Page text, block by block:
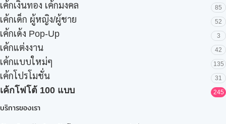
เค้กเงินทอง เค้กมงคล 85
เค้กเด็ก ผู้หญิง/ผู้ชาย 52
เค้กเด้ง Pop-Up 3
เค้กแต่งงาน 42
เค้กแบบใหม่ๆ 135
เค้กโปรโมชั่น 31
เค้กโฟโต้ 100 แบบ 245
บริการของเรา